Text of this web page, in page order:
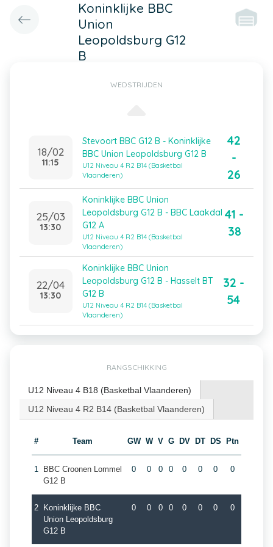
Koninklijke BBC
Union
Leopoldsburg G12
B
WEDSTRIJDEN
18/02
11:15
Stevoort BBC G12 B - Koninklijke
BBC Union Leopoldsburg G12 B
U12 Niveau 4 R2 B14 (Basketbal
Vlaanderen)
42
-
26
25/03
13:30
Koninklijke BBC Union
Leopoldsburg G12 B - BBC Laakdal
G12 A
U12 Niveau 4 R2 B14 (Basketbal
Vlaanderen)
41 -
38
22/04
13:30
Koninklijke BBC Union
Leopoldsburg G12 B - Hasselt BT
G12 B
U12 Niveau 4 R2 B14 (Basketbal
Vlaanderen)
32 -
54
RANGSCHIKKING
U12 Niveau 4 B18 (Basketbal Vlaanderen)
U12 Niveau 4 R2 B14 (Basketbal Vlaanderen)
# Team GW W V G DV DT DS Ptn
1
BBC Croonen Lommel
G12 B
0 0 0 0 0 0 0 0
2
Koninklijke BBC
Union Leopoldsburg
G12 B
0 0 0 0 0 0 0 0